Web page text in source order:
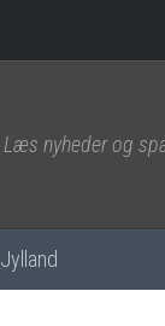
Læs nyheder og
Jylland